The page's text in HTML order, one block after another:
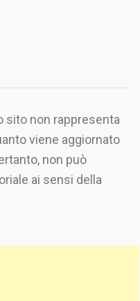
sito non rappresenta
viene aggiornato
non può
ai sensi della